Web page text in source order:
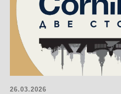
26.03.2026